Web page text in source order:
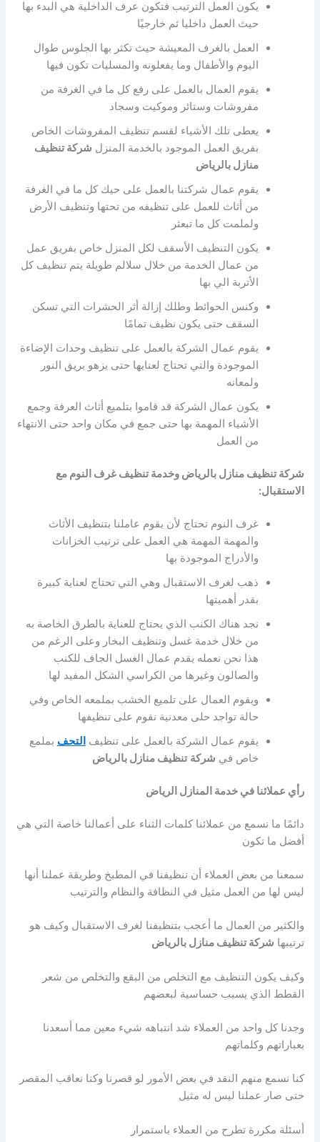
يكون العمل الترتيب فتكون عرف الداخلية هي البدء بها
حيث العمل داخليا ثم خارجيًا
العمل بالغرف المعيشة حيث تكثر بها الجلوس طوال
اليوم والأطفال وما يفعلونه والمسليات تكون فيها
يقوم العمال بالعمل على رفع كل ما في الغرفة من
مفروشات وستائر وموكيت وسجاد
يعطى تلك الأشياء لقسم تنظيف المفروشات الخاص
بفريق العمل الموجود بالخدمة المنزل شركة تنظيف
منازل بالرياض
يقوم عمال شركتنا بالعمل على حيك كل ما في الغرفة
من أثاث للعمل على تنظيفه من تحتها وتنظيف الأرض
ولملمت كل ما تبعثر
يكون التنظيف الأسقف لكل المنزل خاص بفريق عمل
من عمال الخدمة من خلال سلالم طويلة يتم تنظيف كل
الأتربة الي بها
وكنس الحوائط وطلك إزالة أثر الحشرات التي تسكن
السقف حتى يكون نظيف تمامًا
يقوم عمال الشركة بالعمل على تنظيف وحدات الإضاءة
الموجودة والتي تحتاج لعنايها حتى يزهو بريق النور
ولمعانه
يكون عمال الشركة قد قاموا بتلميع أثاث العرفة وجمع
الأشياء المهمة بها حتى جمع في مكان واحد حتى الانتهاء
من العمل
شركة تنظيف منازل بالرياض وخدمة تنظيف غرف النوم مع
الاستقبال:
غرف النوم تحتاج لأن بقوم عاملنا بتنظيف الأثاث
والمهمة المهمة هي العمل على ترتيب الخزانات
والأدراج الموجودة بها
ذهب لغرف الاستقبال وهي التي تحتاج لعناية كبيرة
بقدر أهميتها
نجد هناك الكنب الذي يحتاج للعناية بالطرق الخاصة به
من خلال خدمة غسل وتنظيف البخار وعلى الرغم من
هذا نحن نعمله يقدم عمال الغسل الجاف للكنب
والصالون وغيرها من الكراسي الشكل المفيد لها
ويقوم العمال على تلميع الخشب بملمعه الخاص وفي
حالة تواجد حلى معدنية نقوم على تنظيفها
يقوم عمال الشركة بالعمل على تنظيف التحف بملمع
خاص في شركة تنظيف منازل بالرياض
رأي عملائنا في خدمة المنازل الرياض
دائمًا ما نسمع من عملائنا كلمات الثناء على أعمالنا خاصة التي هي
أفضل ما تكون
سمعنا من بعض العملاء أن تنظيفنا في المطبخ وطريقة عملنا أنها
ليس لها من العمل مثيل في النظافة والنظام والترتيب
والكثير من العمال ما أعجب بتنظيفنا لغرف الاستقبال وكيف هو
ترتيبها شركة تنظيف منازل بالرياض
وكيف يكون التنظيف مع التخلص من البقع والتخلص من شعر
القطط الذي يسبب حساسية لبعضهم
وجدنا كل واحد من العملاء شد انتباهه شيء معين مما أسعدنا
بعباراتهم وكلماتهم
كنا نسمع منهم النقد في بعض الأمور لو قصرنا وكنا نعاقب المقصر
حتى صار عملنا ليس له مثيل
أسئلة مكررة تطرح من العملاء باستمرار